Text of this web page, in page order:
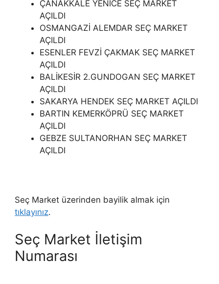
ÇANAKKALE YENİCE SEÇ MARKET
AÇILDI
OSMANGAZİ ALEMDAR SEÇ MARKET
AÇILDI
ESENLER FEVZİ ÇAKMAK SEÇ MARKET
AÇILDI
BALİKESİR 2.GUNDOGAN SEÇ MARKET
AÇILDI
SAKARYA HENDEK SEÇ MARKET AÇILDI
BARTIN KEMERKÖPRÜ SEÇ MARKET
AÇILDI
GEBZE SULTANORHAN SEÇ MARKET
AÇILDI
Seç Market üzerinden bayilik almak için
tıklayınız.
Seç Market İletişim
Numarası